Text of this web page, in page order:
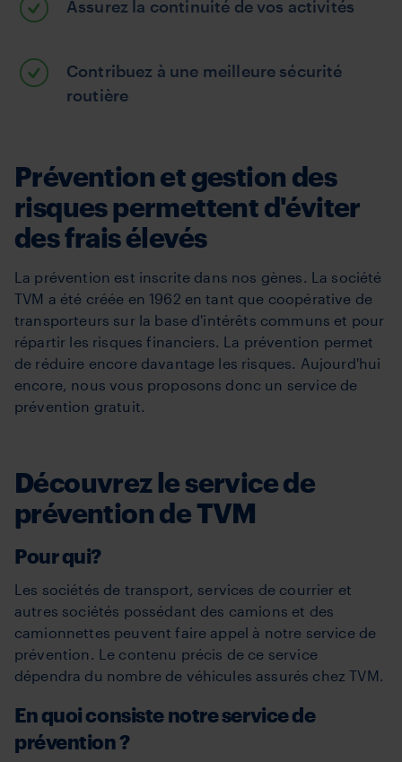
Assurez la continuité de vos activités
Contribuez à une meilleure sécurité
routière
Prévention et gestion des
risques permettent d'éviter
des frais élevés
La prévention est inscrite dans nos gènes. La société
TVM a été créée en 1962 en tant que coopérative de
transporteurs sur la base d'intérêts communs et pour
répartir les risques financiers. La prévention permet
de réduire encore davantage les risques. Aujourd'hui
encore, nous vous proposons donc un service de
prévention gratuit.
Découvrez le service de
prévention de TVM
Pour qui?
Les sociétés de transport, services de courrier et
autres sociétés possédant des camions et des
camionnettes peuvent faire appel à notre service de
prévention. Le contenu précis de ce service
dépendra du nombre de véhicules assurés chez TVM.
En quoi consiste notre service de
prévention ?